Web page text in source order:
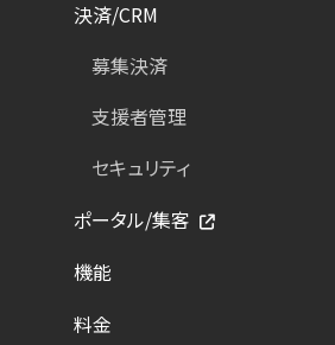
決済/CRM
募集決済
支援者管理
セキュリティ
ポータル/集客
機能
料金